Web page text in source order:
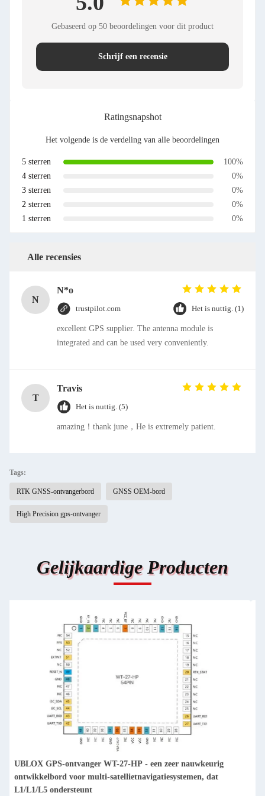
Gebaseerd op 50 beoordelingen voor dit product
Schrijf een recensie
Ratingsnapshot
Het volgende is de verdeling van alle beoordelingen
5 sterren
100%
4 sterren
0%
3 sterren
0%
2 sterren
0%
1 sterren
0%
Alle recensies
N
N*o
trustpilot.com Het is nuttig. (1)
excellent GPS supplier. The antenna module is
integrated and can be used very conveniently.
T
Travis
Het is nuttig. (5)
amazing！thank june，He is extremely patient.
Tags:
RTK GNSS-ontvangerbord GNSS OEM-bord
High Precision gps-ontvanger
Gelijkaardige Producten
RTK-ontwikkelingsbord met positionering op
centimeterniveau, geïntegreerde 4G-module en RTK-algoritme
met twee frequenties voor GNSS-toepassingen met hoge